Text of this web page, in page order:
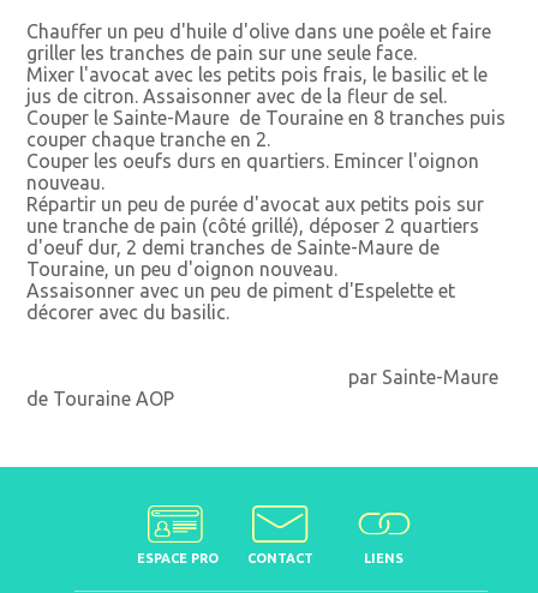
Chauffer un peu d'huile d'olive dans une poêle et faire
griller les tranches de pain sur une seule face.
Mixer l'avocat avec les petits pois frais, le basilic et le
jus de citron. Assaisonner avec de la fleur de sel.
Couper le Sainte-Maure de Touraine en 8 tranches puis
couper chaque tranche en 2.
Couper les oeufs durs en quartiers. Emincer l'oignon
nouveau.
Répartir un peu de purée d'avocat aux petits pois sur
une tranche de pain (côté grillé), déposer 2 quartiers
d'oeuf dur, 2 demi tranches de Sainte-Maure de
Touraine, un peu d'oignon nouveau.
Assaisonner avec un peu de piment d'Espelette et
décorer avec du basilic.
par Sainte-Maure
de Touraine AOP
ESPACE PRO CONTACT LIENS